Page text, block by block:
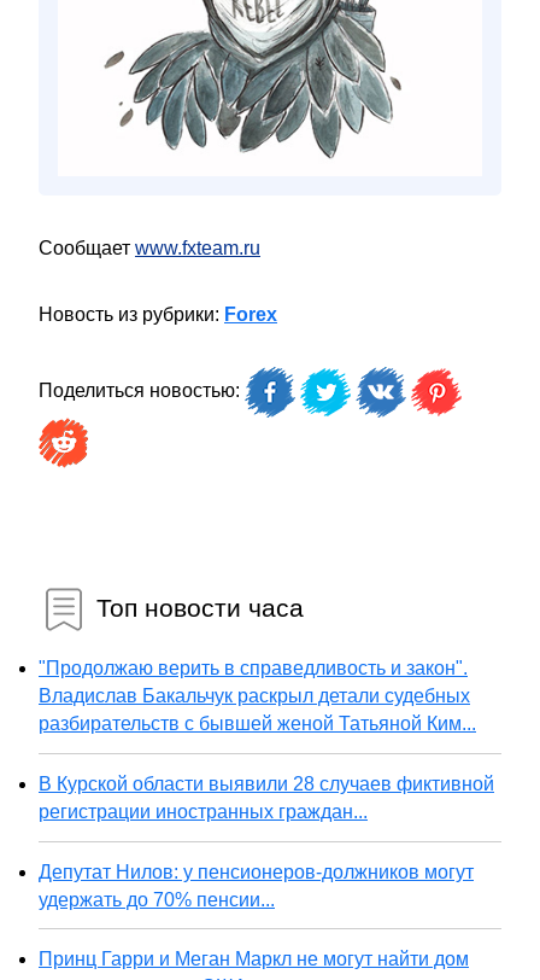
Сообщает www.fxteam.ru
Новость из рубрики: Forex
Поделиться новостью:
Топ новости часа
"Продолжаю верить в справедливость и закон".
Владислав Бакальчук раскрыл детали судебных
разбирательств с бывшей женой Татьяной Ким...
В Курской области выявили 28 случаев фиктивной
регистрации иностранных граждан...
Депутат Нилов: у пенсионеров-должников могут
удержать до 70% пенсии...
Принц Гарри и Меган Маркл не могут найти дом